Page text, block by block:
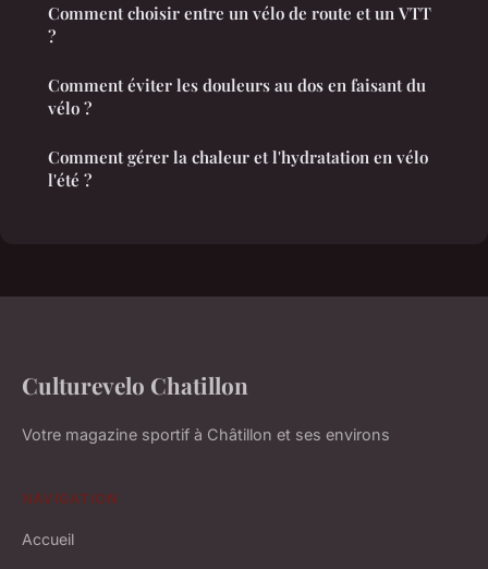
Comment choisir entre un vélo de route et un VTT
?
Comment éviter les douleurs au dos en faisant du
vélo ?
Comment gérer la chaleur et l'hydratation en vélo
l'été ?
Culturevelo Chatillon
Votre magazine sportif à Châtillon et ses environs
NAVIGATION
Accueil